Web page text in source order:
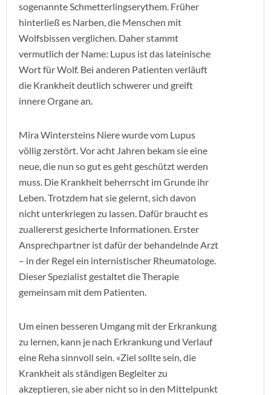
sogenannte Schmetterlingserythem. Früher
hinterließ es Narben, die Menschen mit
Wolfsbissen verglichen. Daher stammt
vermutlich der Name: Lupus ist das lateinische
Wort für Wolf. Bei anderen Patienten verläuft
die Krankheit deutlich schwerer und greift
innere Organe an.
Mira Wintersteins Niere wurde vom Lupus
völlig zerstört. Vor acht Jahren bekam sie eine
neue, die nun so gut es geht geschützt werden
muss. Die Krankheit beherrscht im Grunde ihr
Leben. Trotzdem hat sie gelernt, sich davon
nicht unterkriegen zu lassen. Dafür braucht es
zuallererst gesicherte Informationen. Erster
Ansprechpartner ist dafür der behandelnde Arzt
– in der Regel ein internistischer Rheumatologe.
Dieser Spezialist gestaltet die Therapie
gemeinsam mit dem Patienten.
Um einen besseren Umgang mit der Erkrankung
zu lernen, kann je nach Erkrankung und Verlauf
eine Reha sinnvoll sein. «Ziel sollte sein, die
Krankheit als ständigen Begleiter zu
akzeptieren, sie aber nicht so in den Mittelpunkt